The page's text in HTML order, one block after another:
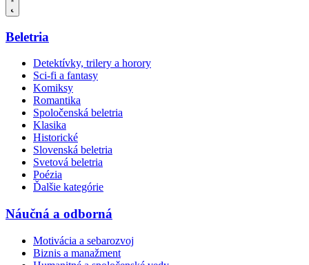
Beletria
Detektívky, trilery a horory
Sci-fi a fantasy
Komiksy
Romantika
Spoločenská beletria
Klasika
Historické
Slovenská beletria
Svetová beletria
Poézia
Ďalšie kategórie
Náučná a odborná
Motivácia a sebarozvoj
Biznis a manažment